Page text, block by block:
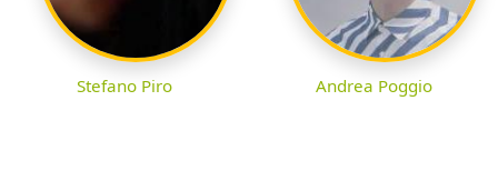
Stefano Piro Andrea Poggio